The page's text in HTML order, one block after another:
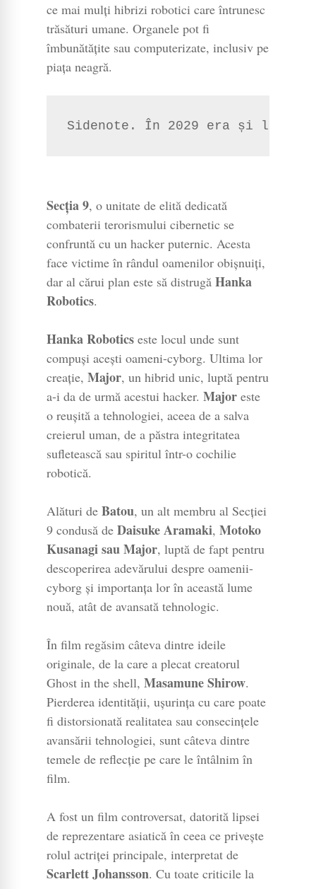
ce mai mulți hibrizi robotici care întrunesc
trăsături umane. Organele pot fi
îmbunătățite sau computerizate, inclusiv pe
piața neagră.
Sidenote. În 2029 era și la
Secția 9, o unitate de elită dedicată
combaterii terorismului cibernetic se
confruntă cu un hacker puternic. Acesta
face victime în rândul oamenilor obișnuiți,
dar al cărui plan este să distrugă Hanka
Robotics.
Hanka Roboticseste locul unde sunt
compuși acești oameni-cyborg. Ultima lor
creație, Major, un hibrid unic, luptă pentru
a-i da de urmă acestui hacker. Majoreste
o reușită a tehnologiei, aceea de a salva
creierul uman, de a păstra integritatea
sufletească sau spiritul într-o cochilie
robotică.
Alături de Batou, un alt membru al Secției
9 condusă de Daisuke Aramaki, Motoko
Kusanagi sau Major, luptă de fapt pentru
descoperirea adevărului despre oamenii-
cyborg și importanța lor în această lume
nouă, atât de avansată tehnologic.
În film regăsim câteva dintre ideile
originale, de la care a plecat creatorul
Ghost in the shell, Masamune Shirow.
Pierderea identității, ușurința cu care poate
fi distorsionată realitatea sau consecințele
avansării tehnologiei, sunt câteva dintre
temele de reflecție pe care le întâlnim în
film.
A fost un film controversat, datorită lipsei
de reprezentare asiatică în ceea ce privește
rolul actriței principale, interpretat de
Scarlett Johansson. Cu toate criticile la